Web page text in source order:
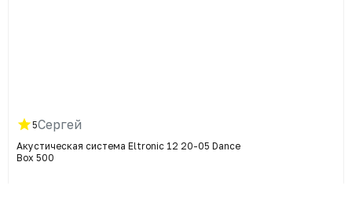
5Сергей
Акустическая система Eltronic 12 20-05 Dance
Box 500